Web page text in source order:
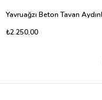
Yavruağzı Beton Tavan
₺2.250,00